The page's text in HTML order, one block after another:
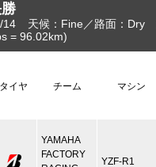
14 天候：Fine 路面：Dry
= 96.02km)
タイヤ チーム マシン
YAMAHA
FACTORY
YZF-R1